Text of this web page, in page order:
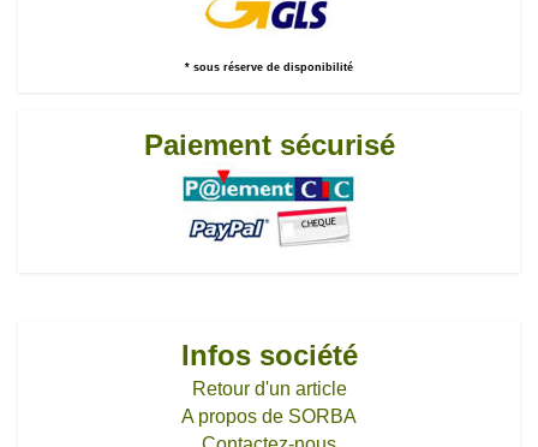
* sous réserve de disponibilité
Paiement sécurisé
Infos société
Retour d'un article
A propos de SORBA